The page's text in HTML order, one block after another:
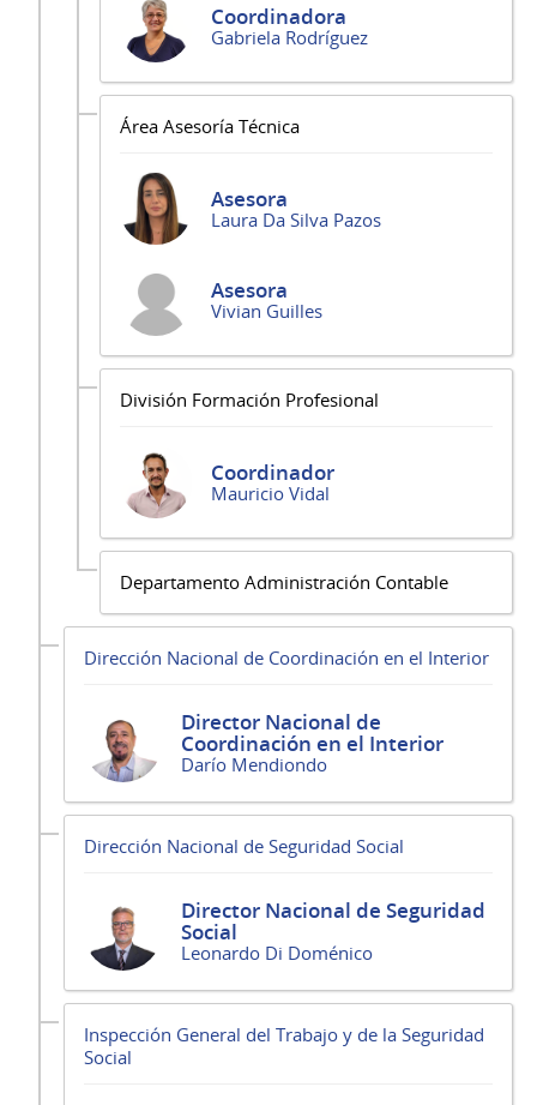
Coordinadora
Gabriela Rodríguez
Área Asesoría Técnica
Asesora
Laura Da Silva Pazos
Asesora
Vivian Guilles
División Formación Profesional
Coordinador
Mauricio Vidal
Departamento Administración Contable
Dirección Nacional de Coordinación en el Interior
Director Nacional de
Coordinación en el Interior
Darío Mendiondo
Dirección Nacional de Seguridad Social
Director Nacional de Seguridad
Social
Leonardo Di Doménico
Inspección General del Trabajo y de la Seguridad
Social